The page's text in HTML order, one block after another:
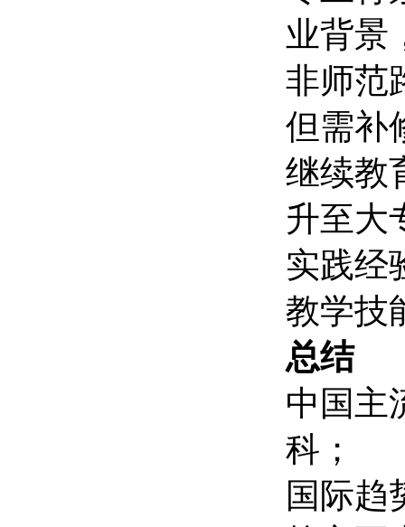
业背景
非师范
但需补
继续教
升至大
实践经
教学技
总结
中国主
科；
国际趋